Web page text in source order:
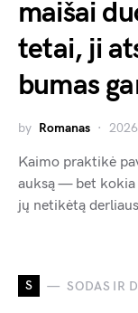
maišai
tetai, ji
bumas
by Romanas
Kaimo praktikė
auksą — bet kokia
jų netikėtą
S SODAS IR